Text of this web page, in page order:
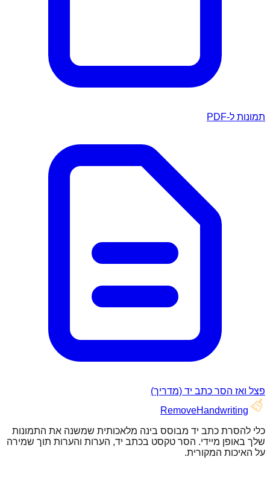
תמונות ל-PDF
פצל ואז הסר כתב יד (מדריך)
RemoveHandwriting
כלי להסרת כתב יד מבוסס בינה מלאכותית שמשנה את התמונות
שלך באופן מיידי. הסר טקסט בכתב יד, הערות והערות תוך שמירה
על האיכות המקורית.